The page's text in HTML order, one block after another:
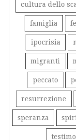
cultura dello
famiglia
ipocrisia
migranti
peccato
resurrezione
speranza